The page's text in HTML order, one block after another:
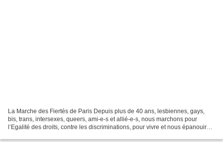
La Marche des Fiertés de Paris Depuis plus de 40 ans, lesbiennes, gays,
bis, trans, intersexes, queers, ami-e-s et allié-e-s, nous marchons pour
l’Egalité des droits, contre les discriminations, pour vivre et nous épanouir